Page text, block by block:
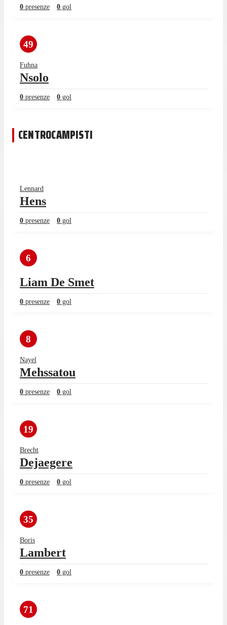
0 presenze 0 gol
49
Fuhna
Nsolo
0 presenze 0 gol
CENTROCAMPISTI
Lennard
Hens
0 presenze 0 gol
6
Liam De Smet
0 presenze 0 gol
8
Nayel
Mehssatou
0 presenze 0 gol
19
Brecht
Dejaegere
0 presenze 0 gol
35
Boris
Lambert
0 presenze 0 gol
71